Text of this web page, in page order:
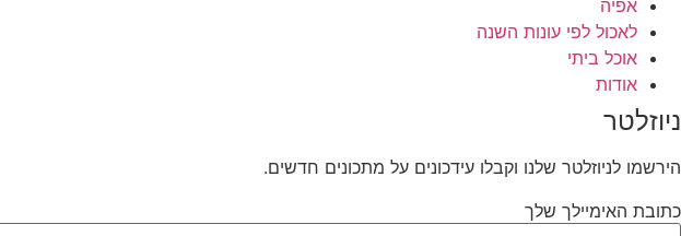
אפיה
לאכול לפי עונות השנה
אוכל ביתי
אודות
ניוזלטר
הירשמו לניוזלטר שלנו וקבלו עידכונים על מתכונים חדשים.
כתובת האימיילך שלך